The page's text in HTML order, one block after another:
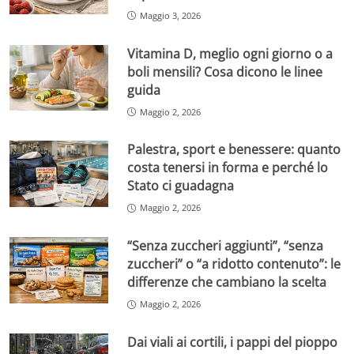
Maggio 3, 2026
Vitamina D, meglio ogni giorno o a
boli mensili? Cosa dicono le linee
guida
Maggio 2, 2026
Palestra, sport e benessere: quanto
costa tenersi in forma e perché lo
Stato ci guadagna
Maggio 2, 2026
“Senza zuccheri aggiunti”, “senza
zuccheri” o “a ridotto contenuto”: le
differenze che cambiano la scelta
Maggio 2, 2026
Dai viali ai cortili, i pappi del pioppo